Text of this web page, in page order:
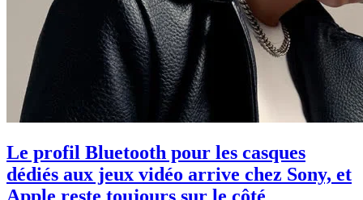
Le profil Bluetooth pour les casques
dédiés aux jeux vidéo arrive chez Sony, et
Apple reste toujours sur le côté